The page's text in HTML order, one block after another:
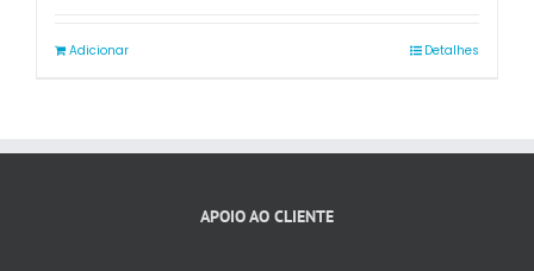
Adicionar Detalhes
APOIO AO CLIENTE